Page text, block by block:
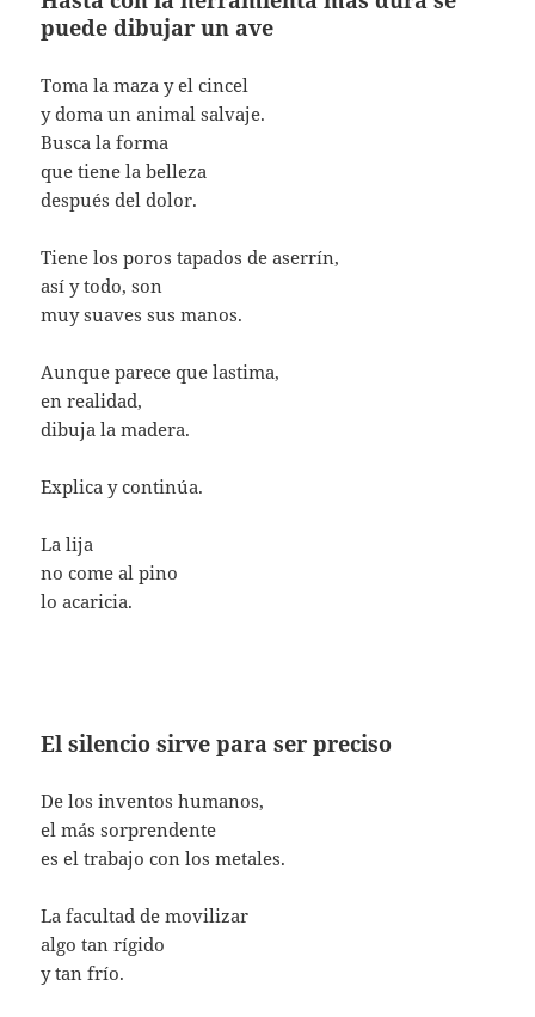
puede dibujar un ave
Toma la maza y el cincel
y doma un animal salvaje.
Busca la forma
que tiene la belleza
después del dolor.
Tiene los poros tapados de aserrín,
así y todo, son
muy suaves sus manos.
Aunque parece que lastima,
en realidad,
dibuja la madera.
Explica y continúa.
La lija
no come al pino
lo acaricia.
El silencio sirve para ser preciso
De los inventos humanos,
el más sorprendente
es el trabajo con los metales.
La facultad de movilizar
algo tan rígido
y tan frío.